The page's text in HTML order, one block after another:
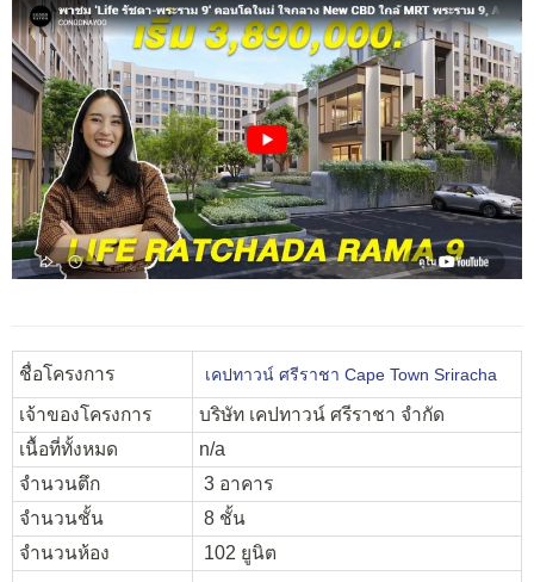
ชื่อโครงการ เคปทาวน์ ศรีราชา Cape Town Sriracha
เจ้าของโครงการ
บริษัท เคปทาวน์ ศรีราชา จำกัด
เนื้อที่ทั้งหมด
n/a
จำนวนตึก
3 อาคาร
จำนวนชั้น
8 ชั้น
จำนวนห้อง
102 ยูนิต